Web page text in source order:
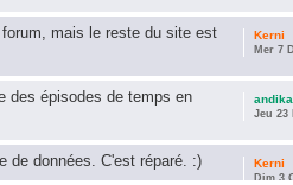
mais le reste du site est
Kerni
Mer 7
des épisodes de temps en
andika
Jeu 23
de données. C'est réparé. :) Kerni
Dim 3